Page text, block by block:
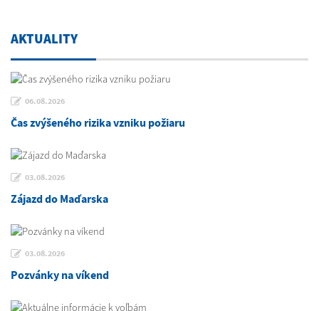
AKTUALITY
06.08.2026
Čas zvýšeného rizika vzniku požiaru
03.08.2026
Zájazd do Maďarska
03.08.2026
Pozvánky na víkend